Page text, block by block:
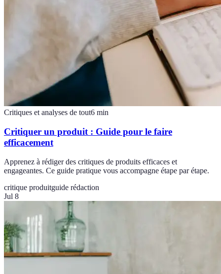
Critiques et analyses de tout6 min
Critiquer un produit : Guide pour le faire
efficacement
Apprenez à rédiger des critiques de produits efficaces et
engageantes. Ce guide pratique vous accompagne étape par étape.
critique produitguide rédaction
Jul 8